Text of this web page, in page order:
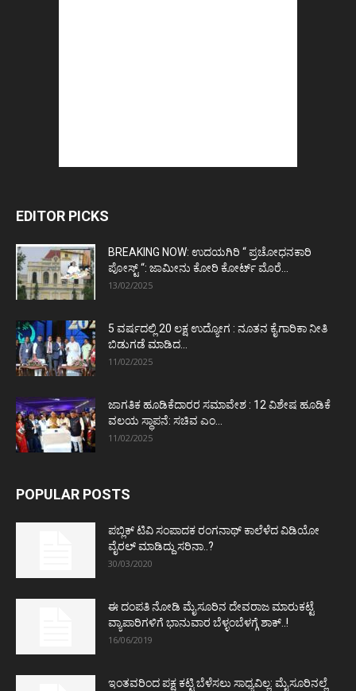
EDITOR PICKS
BREAKING NOW: ಉದಯಗಿರಿ “ ಪ್ರಚೋಧನಕಾರಿ
ಪೋಸ್ಟ್‌ “: ಜಾಮೀನು ಕೋರಿ ಕೋರ್ಟ್‌ ಮೊರೆ...
13/02/2025
5 ವರ್ಷದಲ್ಲಿ 20 ಲಕ್ಷ ಉದ್ಯೋಗ : ನೂತನ ಕೈಗಾರಿಕಾ ನೀತಿ
ಬಿಡುಗಡೆ ಮಾಡಿದ...
11/02/2025
ಜಾಗತಿಕ ಹೂಡಿಕೆದಾರರ ಸಮಾವೇಶ : 12 ವಿಶೇಷ ಹೂಡಿಕೆ
ವಲಯ ಸ್ಥಾಪನೆ: ಸಚಿವ ಎಂ...
11/02/2025
POPULAR POSTS
ಪಬ್ಲಿಕ್ ಟಿವಿ ಸಂಪಾದಕ ರಂಗನಾಥ್ ಕಾಲೆಳೆದ ವಿಡಿಯೋ
ವೈರಲ್ ಮಾಡಿದ್ದು ಸರಿನಾ..?
30/03/2020
ಈ ದಂಪತಿ ನೋಡಿ ಮೈಸೂರಿನ ದೇವರಾಜ ಮಾರುಕಟ್ಟೆ
ವ್ಯಾಪಾರಿಗಳಿಗೆ ಭಾನುವಾರ ಬೆಳ್ಳಂಬೆಳಗ್ಗೆ ಶಾಕ್..!
16/06/2019
ಇಂತವರಿಂದ ಪಕ್ಷ ಕಟ್ಟಿ ಬೆಳೆಸಲು ಸಾಧ್ಯವಿಲ್ಲ: ಮೈಸೂರಿನಲ್ಲೆ